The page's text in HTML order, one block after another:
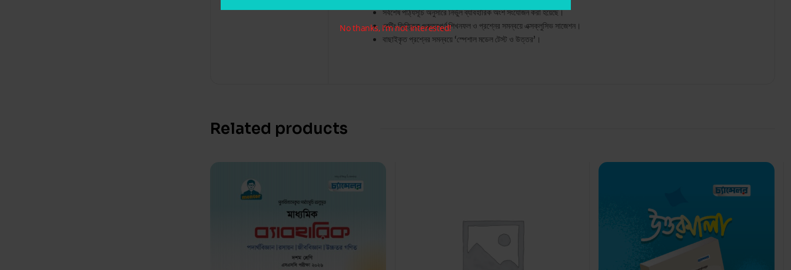
সর্বশেষ পাঠ্যসূচি অনুসারে নির্ভুল ব্যাবহারিক অংশ সংযোজন করা হয়েছে।
রেটিং ভিত্তিক গুরুত্বপূর্ণ শিখনফল ও প্রশ্নের সমন্বয়ে এক্সক্লুসিভ সাজেশন।
বাছাইকৃত প্রশ্নের সমন্বয়ে ‘স্পেশাল মডেল টেস্ট ও উত্তর’।
Related products
No thanks, I’m not interested!